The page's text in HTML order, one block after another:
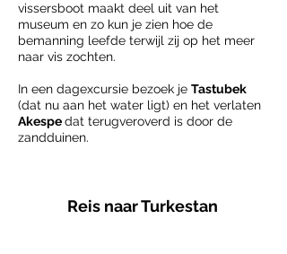
vissersboot maakt deel uit van het
museum en zo kun je zien hoe de
bemanning leefde terwijl zij op het meer
naar vis zochten.
In een dagexcursie bezoek je Tastubek
(dat nu aan het water ligt) en het verlaten
Akespedat terugveroverd is door de
zandduinen.
Reis naar Turkestan